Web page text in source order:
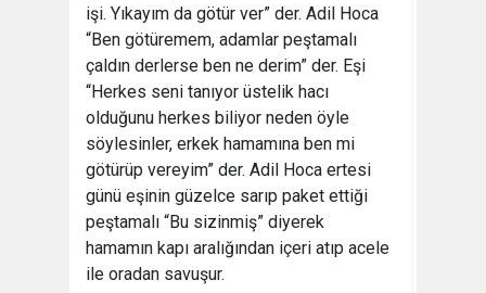
işi. Yıkayım da götür ver” der. Adil Hoca
“Ben götüremem, adamlar peştamalı
çaldın derlerse ben ne derim” der. Eşi
“Herkes seni tanıyor üstelik hacı
olduğunu herkes biliyor neden öyle
söylesinler, erkek hamamına ben mi
götürüp vereyim” der. Adil Hoca ertesi
günü eşinin güzelce sarıp paket ettiği
peştamalı “Bu sizinmiş” diyerek
hamamın kapı aralığından içeri atıp acele
ile oradan savuşur.